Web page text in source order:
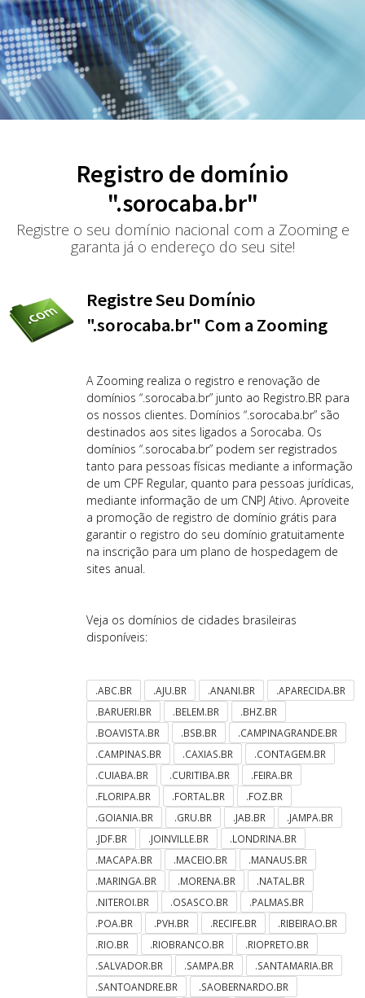
Registro de domínio
".sorocaba.br"
Registre o seu domínio nacional com a Zooming e
garanta já o endereço do seu site!
Registre Seu Domínio
".sorocaba.br" Com a Zooming
A Zooming realiza o registro e renovação de
domínios “.sorocaba.br” junto ao Registro.BR para
os nossos clientes. Domínios “.sorocaba.br” são
destinados aos sites ligados a Sorocaba. Os
domínios “.sorocaba.br” podem ser registrados
tanto para pessoas físicas mediante a informação
de um CPF Regular, quanto para pessoas jurídicas,
mediante informação de um CNPJ Ativo. Aproveite
a promoção de registro de domínio grátis para
garantir o registro do seu domínio gratuitamente
na inscrição para um plano de hospedagem de
sites anual.
Veja os domínios de cidades brasileiras
disponíveis:
.ABC.BR .AJU.BR .ANANI.BR
.APARECIDA.BR
.BARUERI.BR
.BELEM.BR
.BHZ.BR
.BOAVISTA.BR
.BSB.BR
.CAMPINAGRANDE.BR
.CAMPINAS.BR
.CAXIAS.BR
.CONTAGEM.BR
.CUIABA.BR
.CURITIBA.BR
.FEIRA.BR
.FLORIPA.BR
.FORTAL.BR
.FOZ.BR
.GOIANIA.BR
.GRU.BR .JAB.BR
.JAMPA.BR
.JDF.BR
.JOINVILLE.BR
.LONDRINA.BR
.MACAPA.BR
.MACEIO.BR
.MANAUS.BR
.MARINGA.BR
.MORENA.BR
.NATAL.BR
.NITEROI.BR
.OSASCO.BR
.PALMAS.BR
.POA.BR
.PVH.BR .RECIFE.BR
.RIBEIRAO.BR
.RIO.BR
.RIOBRANCO.BR
.RIOPRETO.BR
.SALVADOR.BR
.SAMPA.BR
.SANTAMARIA.BR
.SANTOANDRE.BR
.SAOBERNARDO.BR